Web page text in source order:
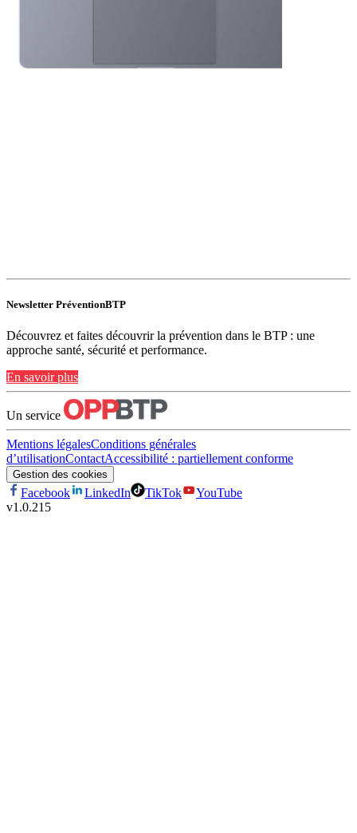
Newsletter PréventionBTP
Découvrez et faites découvrir la prévention dans le BTP : une
approche santé, sécurité et performance.
En savoir plus
Un service
Mentions légalesConditions générales
d’utilisationContactAccessibilité : partiellement conforme
Gestion des cookies
Facebook LinkedIn TikTok
YouTube
v1.0.215